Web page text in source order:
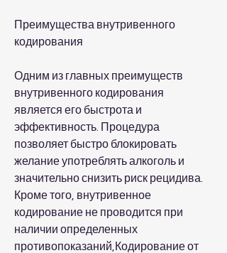
Преимущества внутривенного
кодирования
Одним из главных преимуществ
внутривенного кодирования
является его быстрота и
эффективность. Процедура
позволяет быстро блокировать
желание употреблять алкоголь и
значительно снизить риск рецидива.
Кроме того, внутривенное
кодирование не проводится при
наличии определенных
противопоказаний,Кодирование от